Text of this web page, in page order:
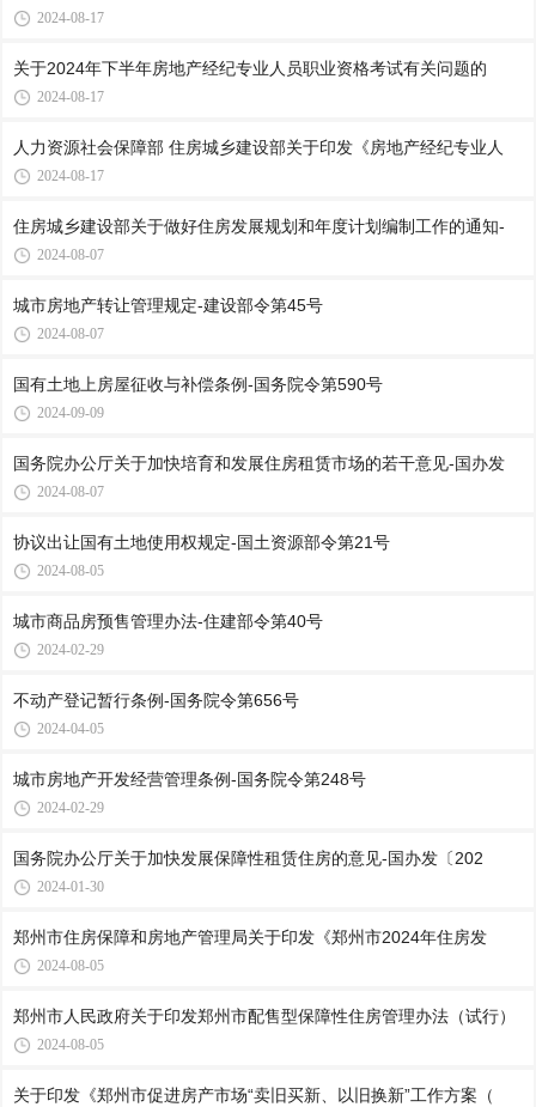
2024-08-17
关于2024年下半年房地产经纪专业人员职业资格考试有关问题的
2024-08-17
人力资源社会保障部 住房城乡建设部关于印发《房地产经纪专业人
2024-08-17
住房城乡建设部关于做好住房发展规划和年度计划编制工作的通知-
2024-08-07
城市房地产转让管理规定-建设部令第45号
2024-08-07
国有土地上房屋征收与补偿条例-国务院令第590号
2024-09-09
国务院办公厅关于加快培育和发展住房租赁市场的若干意见-国办发
2024-08-07
协议出让国有土地使用权规定-国土资源部令第21号
2024-08-05
城市商品房预售管理办法-住建部令第40号
2024-02-29
不动产登记暂行条例-国务院令第656号
2024-04-05
城市房地产开发经营管理条例-国务院令第248号
2024-02-29
国务院办公厅关于加快发展保障性租赁住房的意见-国办发〔202
2024-01-30
郑州市住房保障和房地产管理局关于印发《郑州市2024年住房发
2024-08-05
郑州市人民政府关于印发郑州市配售型保障性住房管理办法（试行）
2024-08-05
关于印发《郑州市促进房产市场“卖旧买新、以旧换新”工作方案（